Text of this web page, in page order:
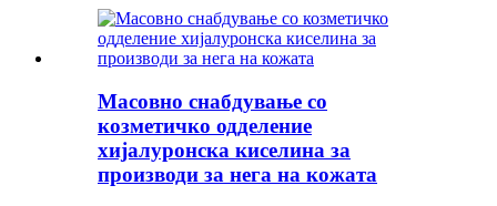
Масовно снабдување со
козметичко одделение
хијалуронска киселина за
производи за нега на кожата